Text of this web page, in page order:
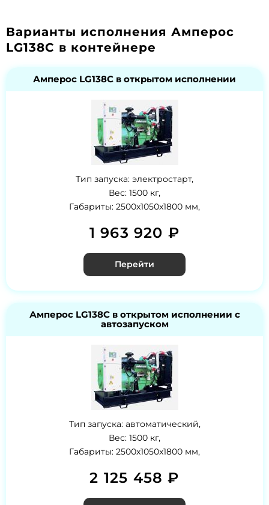
Варианты исполнения Амперос
LG138C в контейнере
Амперос LG138C в открытом исполнении
Тип запуска: электростарт,
Вес: 1500 кг,
Габариты: 2500x1050x1800 мм,
1 963 920 ₽
Перейти
Амперос LG138C в открытом исполнении с
автозапуском
Тип запуска: автоматический,
Вес: 1500 кг,
Габариты: 2500x1050x1800 мм,
2 125 458 ₽